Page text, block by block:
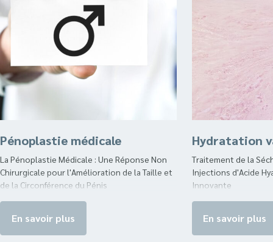
Pénoplastie médicale
La Pénoplastie Médicale : Une Réponse Non
Chirurgicale pour l'Amélioration de la Taille et
de la Circonférence du Pénis
En savoir plus
Hydratation
Traitement de la
Injections d'Acide
Innovante
En savoir plus